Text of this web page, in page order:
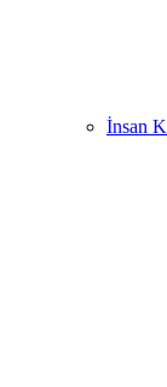
İnsan